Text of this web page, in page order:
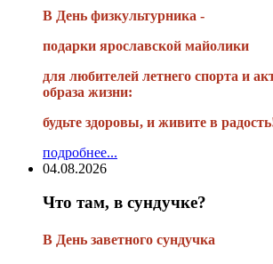
В День физкультурника -
подарки ярославской майолики
для любителей летнего спорта и
образа жизни:
будьте здоровы, и живите в
подробнее...
04.08.2026
Что там, в сундучке?
В День заветного сундучка